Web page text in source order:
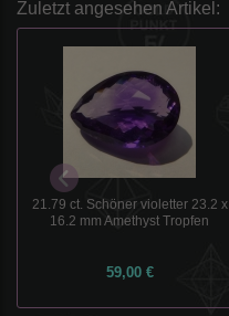
Zuletzt angesehen Artikel:
21.79 ct. Schöner violetter 23.2 x
16.2 mm Amethyst Tropfen
59,00 €